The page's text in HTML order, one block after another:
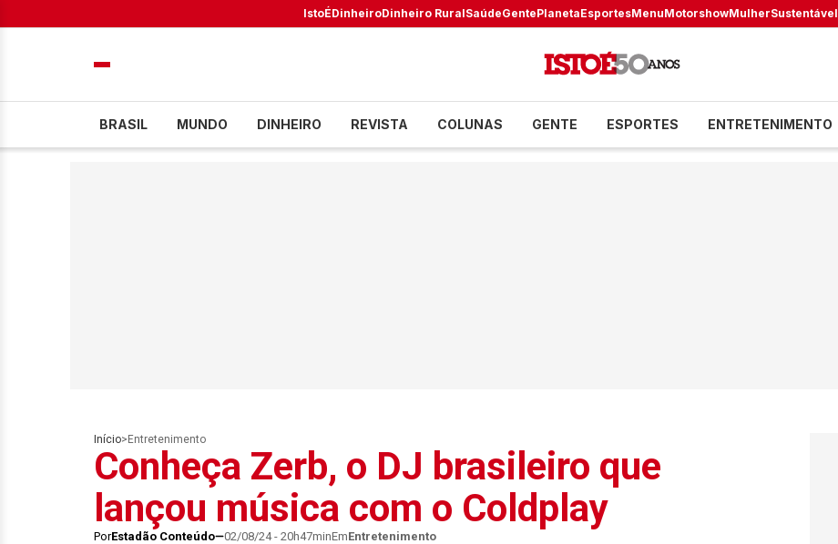
IstoÉDinheiroDinheiro RuralSaúdeGentePlanetaEsportesMenuMotorshowMulherSustentável
BRASIL MUNDO DINHEIRO REVISTA COLUNAS GENTE ESPORTES ENTRETENIMENTO
Início> Entretenimento
Conheça Zerb, o DJ brasileiro que
lançou música com o Coldplay
PorEstadão Conteúdo 02/08/24 - 20h47minEmEntretenimento